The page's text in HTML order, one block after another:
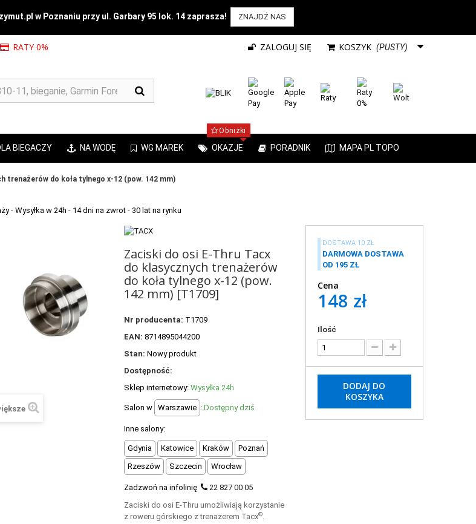
w Poznaniu przy ul. Garbary 95 lok. 14 zaprasza! ZNAJDŹ NAS
KOSZYK (PUSTY)
ZALOGUJ SIĘ
RATY 0%
BIEGACZY NA WODĘ WG MAREK OKAZJE
Obniżki
PORADNIK MAPA PL TOPO
trenażerów do koła tylnego x-12 (pow. 142 mm)
Zaciski do osi E-Thru Tacx
do klasycznych trenażerów
do koła tylnego x-12 (pow.
142 mm) [T1709]
Nr producenta: T1709
EAN: 8714895044200
Stan: Nowy produkt
Dostępność:
Sklep internetowy: Wysyłka 24h
Salon w Warszawie : Dostępny dziś
Inne salony:
Gdynia Katowice Kraków
Poznań
Rzeszów
Szczecin Wrocław
Zadzwoń na infolinię
22 827 00 05
Zaciski do osi E-Thru umożliwiają korzystanie
z roweru górskiego z trenażerem Tacx®
DOSTAWA 10 ZŁ
DARMOWA DOSTAWA
OD 195 ZŁ
Cena
148 zł
Ilość
DODAJ DO
KOSZYKA